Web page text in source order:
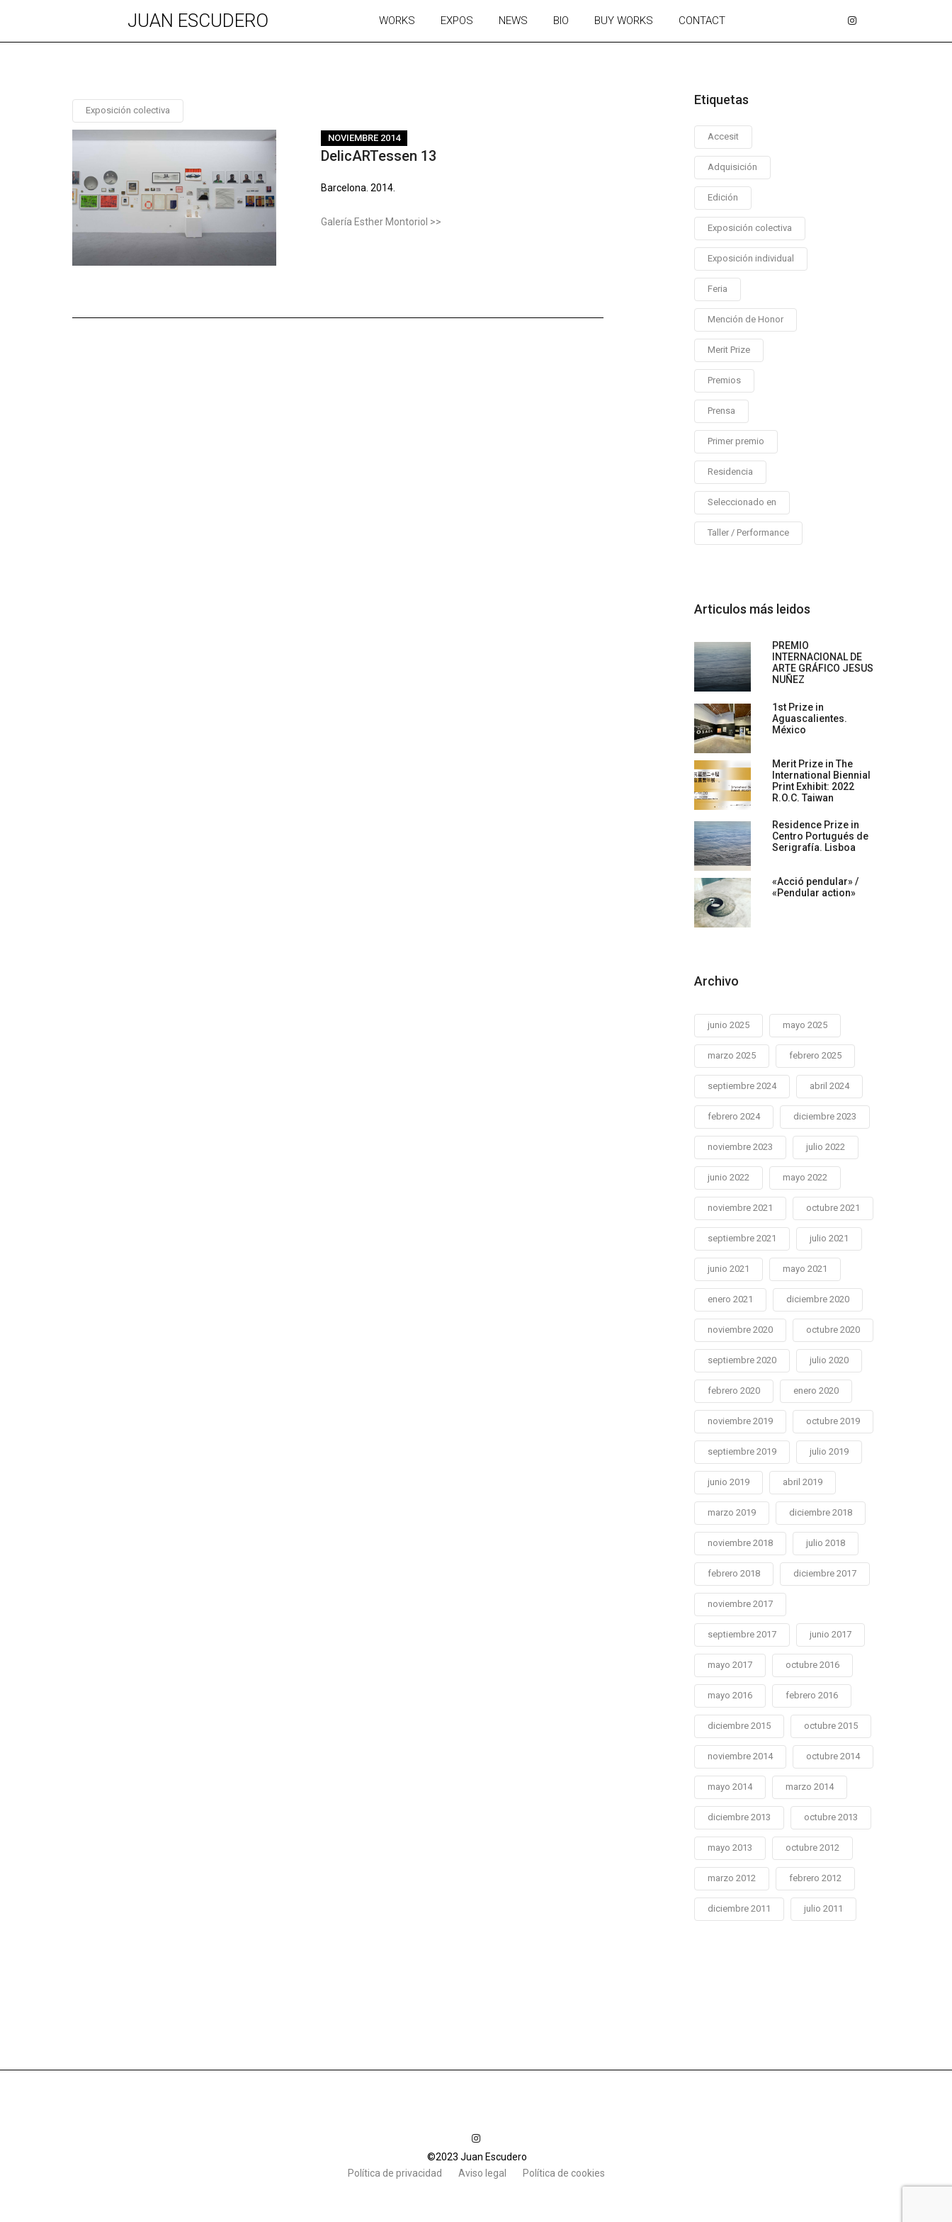
JUAN ESCUDERO WORKS EXPOS NEWS BIO BUY WORKS CONTACT
Exposición colectiva
NOVIEMBRE 2014
DelicARTessen 13
Barcelona. 2014.
Galería Esther Montoriol >>
Etiquetas
Accesit
Adquisición
Edición
Exposición colectiva
Exposición individual
Feria
Mención de Honor
Merit Prize
Premios
Prensa
Primer premio
Residencia
Seleccionado en
Taller / Performance
Articulos más leidos
PREMIO
INTERNACIONAL DE
ARTE GRÁFICO JESUS
NUÑEZ
1st Prize in
Aguascalientes.
México
Merit Prize in The
International Biennial
Print Exhibit: 2022
R.O.C. Taiwan
Residence Prize in
Centro Portugués de
Serigrafía. Lisboa
«Acció pendular» /
«Pendular action»
Archivo
junio 2025 mayo 2025
marzo 2025 febrero 2025
septiembre 2024 abril 2024
febrero 2024 diciembre 2023
noviembre 2023 julio 2022
junio 2022 mayo 2022
noviembre 2021 octubre 2021
septiembre 2021 julio 2021
junio 2021 mayo 2021
enero 2021 diciembre 2020
noviembre 2020 octubre 2020
septiembre 2020 julio 2020
febrero 2020 enero 2020
noviembre 2019 octubre 2019
septiembre 2019 julio 2019
junio 2019 abril 2019
marzo 2019 diciembre 2018
noviembre 2018 julio 2018
febrero 2018 diciembre 2017
noviembre 2017
septiembre 2017 junio 2017
mayo 2017 octubre 2016
mayo 2016 febrero 2016
diciembre 2015 octubre 2015
noviembre 2014 octubre 2014
mayo 2014 marzo 2014
diciembre 2013 octubre 2013
mayo 2013 octubre 2012
marzo 2012 febrero 2012
diciembre 2011 julio 2011
©2023 Juan Escudero
Política de privacidad
Aviso legal Política de cookies